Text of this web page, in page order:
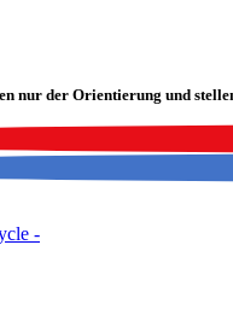
nur der Orientierung und
-